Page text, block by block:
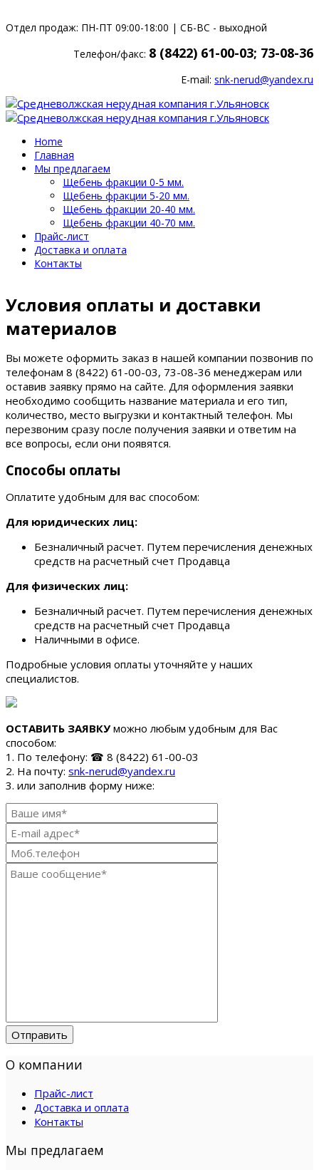
Отдел продаж: ПН-ПТ 09:00-18:00 | СБ-ВС - выходной
Телефон/факс: 8 (8422) 61-00-03; 73-08-36
E-mail: snk-nerud@yandex.ru
Home
Главная
Мы предлагаем
Щебень фракции 0-5 мм.
Щебень фракции 5-20 мм.
Щебень фракции 20-40 мм.
Щебень фракции 40-70 мм.
Прайс-лист
Доставка и оплата
Контакты
Условия оплаты и доставки
материалов
Вы можете оформить заказ в нашей компании позвонив по
телефонам 8 (8422) 61-00-03, 73-08-36 менеджерам или
оставив заявку прямо на сайте. Для оформления заявки
необходимо сообщить название материала и его тип,
количество, место выгрузки и контактный телефон. Мы
перезвоним сразу после получения заявки и ответим на
все вопросы, если они появятся.
Способы оплаты
Оплатите удобным для вас способом:
Для юридических лиц:
Безналичный расчет. Путем перечисления денежных
средств на расчетный счет Продавца
Для физических лиц:
Безналичный расчет. Путем перечисления денежных
средств на расчетный счет Продавца
Наличными в офисе.
Подробные условия оплаты уточняйте у наших
специалистов.
ОСТАВИТЬ ЗАЯВКУможно любым удобным для Вас
способом:
1. По телефону: ☎ 8 (8422) 61-00-03
2. На почту: snk-nerud@yandex.ru
3. или заполнив форму ниже:
Отправить
О компании
Прайс-лист
Доставка и оплата
Контакты
Мы предлагаем